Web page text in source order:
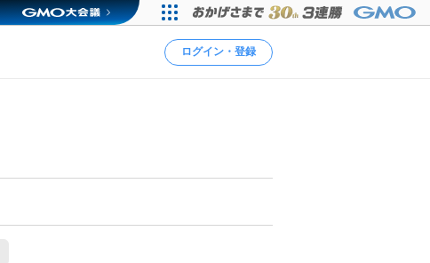
ログイン・登録